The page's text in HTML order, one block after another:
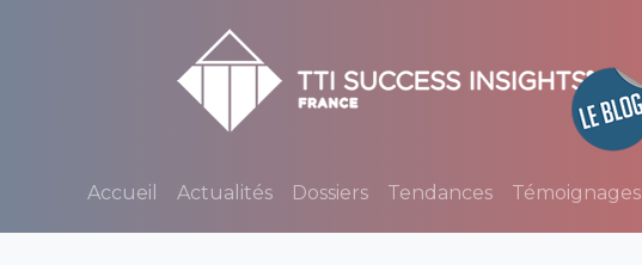
Accueil Actualités Dossiers Tendances Témoignages